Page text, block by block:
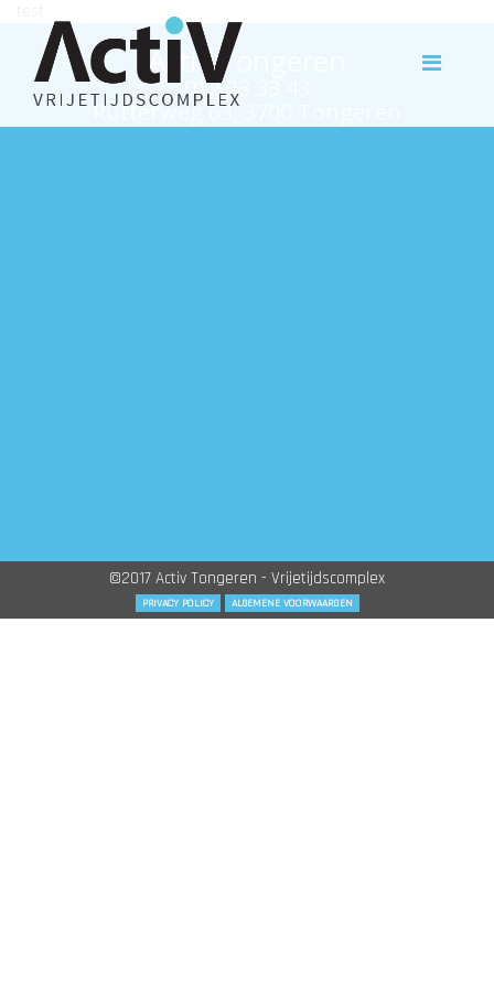
Activ Tongeren
012 23 33 43
Rutterweg 63, 3700 Tongeren
©2017 Activ Tongeren - Vrijetijdscomplex
PRIVACY POLICY ALGEMENE VOORWAARDEN